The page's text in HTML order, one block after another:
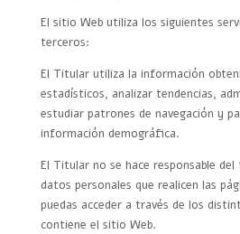
El sitio Web utiliza los siguientes
terceros:
El Titular utiliza la información
estadísticos, analizar tendencias,
estudiar patrones de navegación y
información demográfica.
El Titular no se hace responsable
datos personales que realicen las
puedas acceder a través de los
contiene el sitio Web.